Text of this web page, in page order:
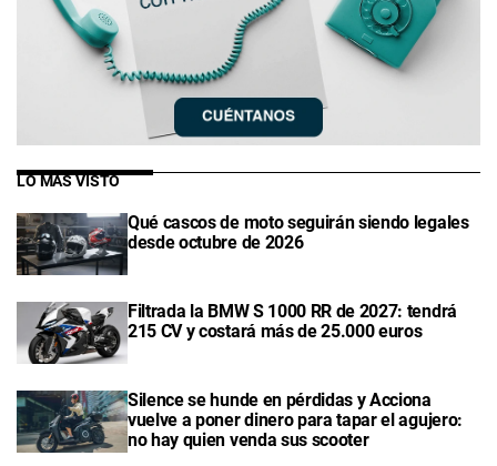
LO MÁS VISTO
Qué cascos de moto seguirán siendo legales
desde octubre de 2026
Filtrada la BMW S 1000 RR de 2027: tendrá
215 CV y costará más de 25.000 euros
Silence se hunde en pérdidas y Acciona
vuelve a poner dinero para tapar el agujero:
no hay quien venda sus scooter